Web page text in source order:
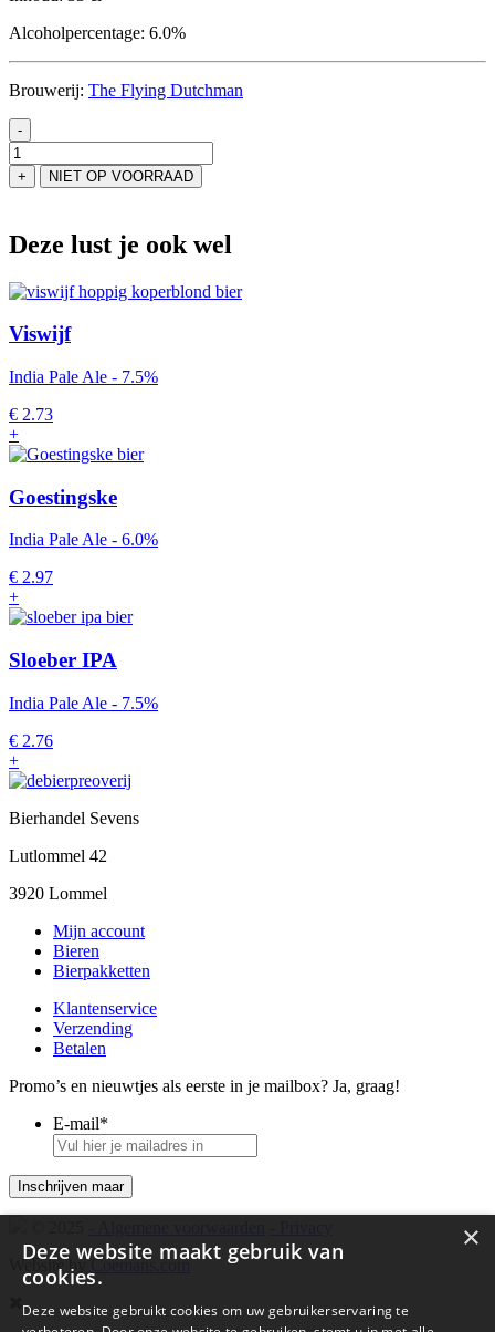
Alcoholpercentage: 6.0%
Brouwerij: The Flying Dutchman
-
Tree
Hugging
Wood
Nature
aantal
+ NIET OP VOORRAAD
Deze lust je ook wel
Viswijf
India Pale Ale - 7.5%
€ 2.73
+
Goestingske
India Pale Ale - 6.0%
€ 2.97
+
Sloeber IPA
India Pale Ale - 7.5%
€ 2.76
+
Bierhandel Sevens
Lutlommel 42
3920 Lommel
Mijn account
Bieren
Bierpakketten
Klantenservice
Verzending
Betalen
Promo’s en nieuwtjes als eerste in je mailbox? Ja, graag!
E-mail*
Website by Coemans.com
×
Deze website maakt gebruik van
cookies.
Deze website gebruikt cookies om uw gebruikerservaring te